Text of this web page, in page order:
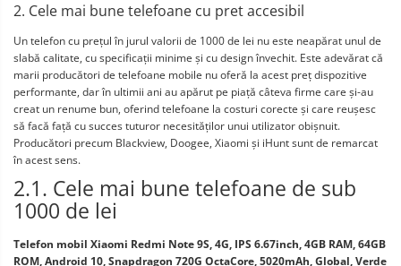
2. Cele mai bune telefoane cu pret accesibil
Un telefon cu prețul în jurul valorii de 1000 de lei nu este neapărat unul de
slabă calitate, cu specificații minime și cu design învechit. Este adevărat că
marii producători de telefoane mobile nu oferă la acest preț dispozitive
performante, dar în ultimii ani au apărut pe piață câteva firme care și-au
creat un renume bun, oferind telefoane la costuri corecte și care reușesc
să facă față cu succes tuturor necesităților unui utilizator obișnuit.
Producători precum Blackview, Doogee, Xiaomi și iHunt sunt de remarcat
în acest sens.
2.1. Cele mai bune telefoane de sub
1000 de lei
Telefon mobil Xiaomi Redmi Note 9S, 4G, IPS 6.67inch, 4GB RAM, 64GB
ROM, Android 10, Snapdragon 720G OctaCore, 5020mAh, Global, Verde